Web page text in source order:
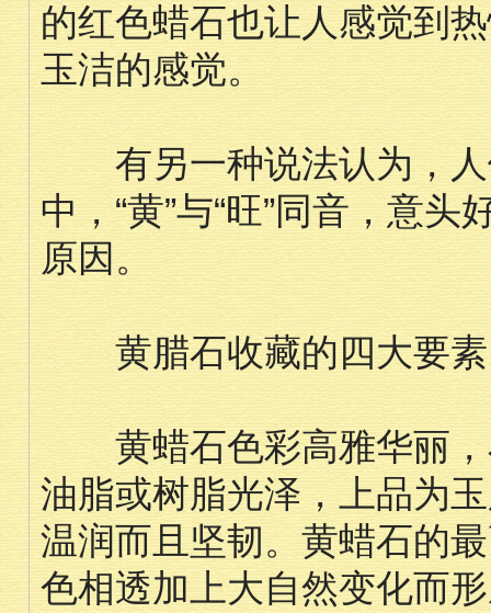
的红色蜡石也让人感觉到
玉洁的感觉。
有另一种说法认为，人
中，“黄”与“旺”同音，意
原因。
黄腊石收藏的四大要素
黄蜡石色彩高雅华丽，
油脂或树脂光泽，上品为
温润而且坚韧。黄蜡石的
色相透加上大自然变化而